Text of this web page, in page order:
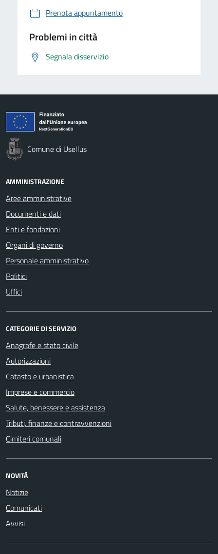
Prenota appuntamento
Problemi in città
Segnala disservizio
Comune di Usellus
AMMINISTRAZIONE
Aree amministrative
Documenti e dati
Enti e fondazioni
Organi di governo
Personale amministrativo
Politici
Uffici
CATEGORIE DI SERVIZIO
Anagrafe e stato civile
Autorizzazioni
Catasto e urbanistica
Imprese e commercio
Salute, benessere e assistenza
Tributi, finanze e contravvenzioni
Cimiteri comunali
NOVITÀ
Notizie
Comunicati
Avvisi